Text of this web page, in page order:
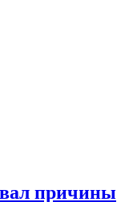
причины